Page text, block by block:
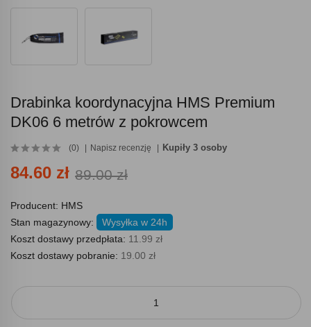
Drabinka koordynacyjna HMS Premium
DK06 6 metrów z pokrowcem
(0) Napisz recenzję Kupiły 3 osoby
84.60 zł 89.00 zł
Producent: HMS
Stan magazynowy:
Wysyłka w 24h
Koszt dostawy przedpłata: 11.99 zł
Koszt dostawy pobranie: 19.00 zł